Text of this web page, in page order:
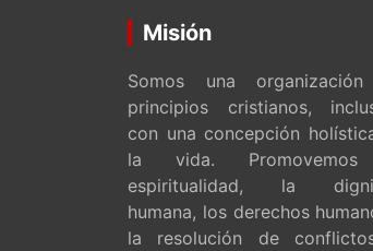
Misión
Somos una
principios cristianos,
con una concepción
la vida.
espiritualidad, la
humana, los derechos
la resolución de